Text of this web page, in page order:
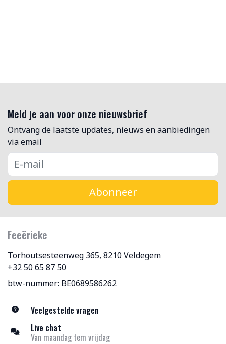
Meld je aan voor onze nieuwsbrief
Ontvang de laatste updates, nieuws en aanbiedingen
via email
Abonneer
Feeërieke
Torhoutsesteenweg 365, 8210 Veldegem
+32 50 65 87 50
btw-nummer: BE0689586262
Veelgestelde vragen
Live chat
Van maandag tem vrijdag